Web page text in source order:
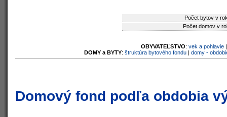
Počet bytov v
Počet domov v
OBYVATEĽSTVO: vek a pohlavie
DOMY a BYTY: štruktúra bytového fondu| domy -
Domový fond podľa obdobia